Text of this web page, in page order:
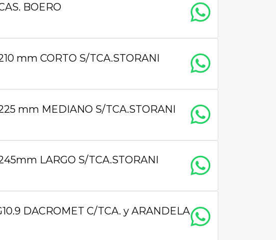
BOERO
mm CORTO S/TCA.STORANI
mm MEDIANO S/TCA.STORANI
LARGO S/TCA.STORANI
DACROMET C/TCA. y ARANDELA